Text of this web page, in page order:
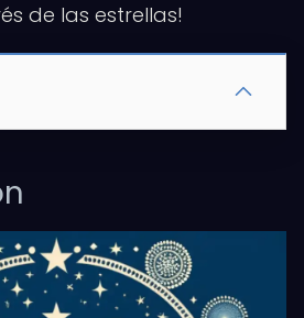
de las estrellas!